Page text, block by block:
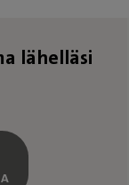
lähelläsi